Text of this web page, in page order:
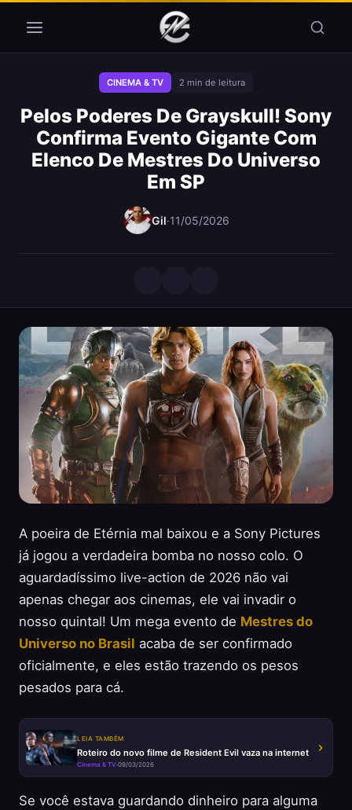
CINEMA & TV 2 min de leitura
Pelos Poderes De Grayskull! Sony
Confirma Evento Gigante Com
Elenco De Mestres Do Universo
Em SP
Gil·11/05/2026
A poeira de Etérnia mal baixou e a Sony Pictures
já jogou a verdadeira bomba no nosso colo. O
aguardadíssimo live-action de 2026 não vai
apenas chegar aos cinemas, ele vai invadir o
nosso quintal! Um mega evento de Mestres do
Universo no Brasil acaba de ser confirmado
oficialmente, e eles estão trazendo os pesos
pesados para cá.
LEIA TAMBÉM
Roteiro do novo filme de Resident Evil vaza na internet
Cinema & TV·09/03/2026
Se você estava guardando dinheiro para alguma